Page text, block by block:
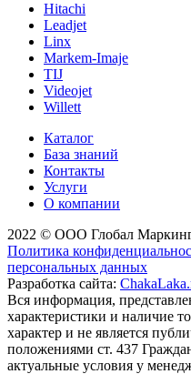
Hitachi
Leadjet
Linx
Markem-Imaje
TIJ
Videojet
Willett
Каталог
База знаний
Контакты
Услуги
О компании
2022 © ООО Глобал
Политика
персональных данных
Разработка сайта:
Вся информация,
характеристики и наличие
характер и не является
положениями ст. 437
актуальные условия у